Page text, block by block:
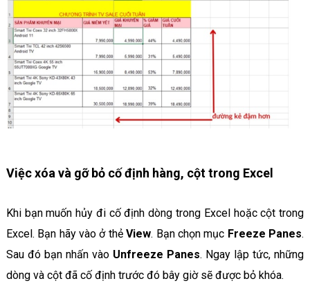
Việc xóa và gỡ bỏ cố định hàng, cột trong Excel
Khi bạn muốn hủy đi cố định dòng trong Excel hoặc cột trong
Excel. Bạn hãy vào ở thẻView. Bạn chọn mục Freeze Panes.
Sau đó bạn nhấn vào Unfreeze Panes. Ngay lập tức, những
dòng và cột đã cố định trước đó bây giờ sẽ được bỏ khóa.